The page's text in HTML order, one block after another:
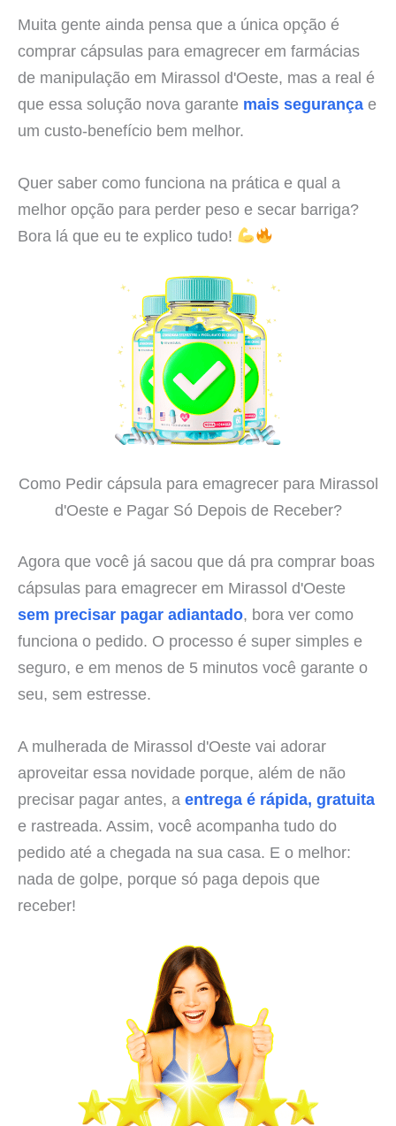
Muita gente ainda pensa que a única opção é
comprar cápsulas para emagrecer em farmácias
de manipulação em Mirassol d'Oeste, mas a real é
que essa solução nova garante mais segurança e
um custo-benefício bem melhor.
Quer saber como funciona na prática e qual a
melhor opção para perder peso e secar barriga?
Bora lá que eu te explico tudo!
Como Pedir cápsula para emagrecer para Mirassol
d'Oeste e Pagar Só Depois de Receber?
Agora que você já sacou que dá pra comprar boas
cápsulas para emagrecer em Mirassol d'Oeste
sem precisar pagar adiantado, bora ver como
funciona o pedido. O processo é super simples e
seguro, e em menos de 5 minutos você garante o
seu, sem estresse.
A mulherada de Mirassol d'Oeste vai adorar
aproveitar essa novidade porque, além de não
precisar pagar antes, a entrega é rápida, gratuita
e rastreada. Assim, você acompanha tudo do
pedido até a chegada na sua casa. E o melhor:
nada de golpe, porque só paga depois que
receber!